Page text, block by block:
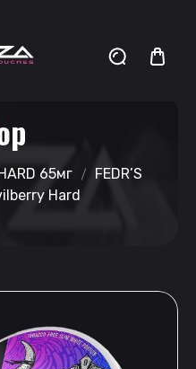
65мг
FEDR’S
Hard